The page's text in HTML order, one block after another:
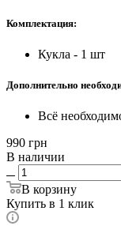
Комплектация:
Кукла - 1 шт
Дополнительно
Всё
990 грн
В наличии
В корзину
Купить в 1 клик